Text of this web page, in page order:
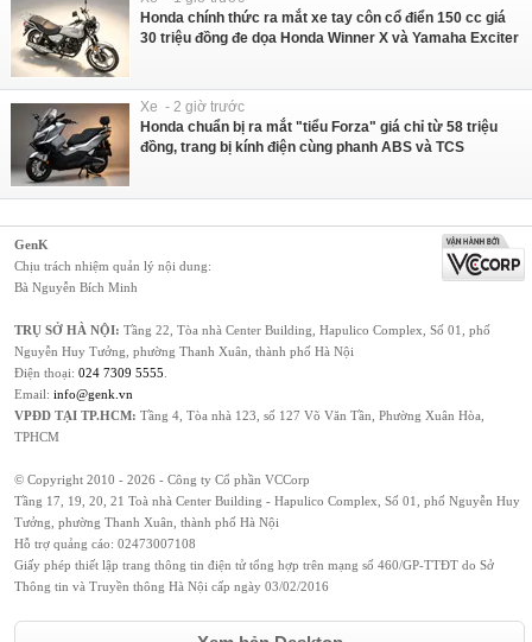
Honda chính thức ra mắt xe tay côn cổ điển 150 cc giá
30 triệu đồng đe dọa Honda Winner X và Yamaha Exciter
Xe - 2 giờ trước
Honda chuẩn bị ra mắt "tiểu Forza" giá chỉ từ 58 triệu
đồng, trang bị kính điện cùng phanh ABS và TCS
GenK
Chịu trách nhiệm quản lý nội dung:
Bà Nguyễn Bích Minh
TRỤ SỞ HÀ NỘI: Tầng 22, Tòa nhà Center Building, Hapulico Complex, Số 01, phố
Nguyễn Huy Tưởng, phường Thanh Xuân, thành phố Hà Nội
Điện thoại: 024 7309 5555
Email: info@genk.vn
VPĐD TẠI TP.HCM: Tầng 4, Tòa nhà 123, số 127 Võ Văn Tần, Phường Xuân Hòa,
TPHCM
© Copyright 2010 - 2026 - Công ty Cổ phần VCCorp
Tầng 17, 19, 20, 21 Toà nhà Center Building - Hapulico Complex, Số 01, phố Nguyễn Huy
Tưởng, phường Thanh Xuân, thành phố Hà Nội
Hỗ trợ quảng cáo: 02473007108
Giấy phép thiết lập trang thông tin điện tử tổng hợp trên mạng số 460/GP-TTĐT do Sở
Thông tin và Truyền thông Hà Nội cấp ngày 03/02/2016